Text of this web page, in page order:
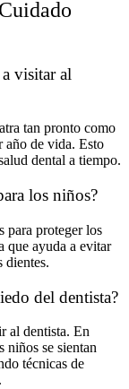
visitar al
tan pronto como
año de vida. Esto
dental a tiempo.
los niños?
para proteger los
que ayuda a evitar
dientes.
del dentista?
al dentista. En
niños se sientan
técnicas de